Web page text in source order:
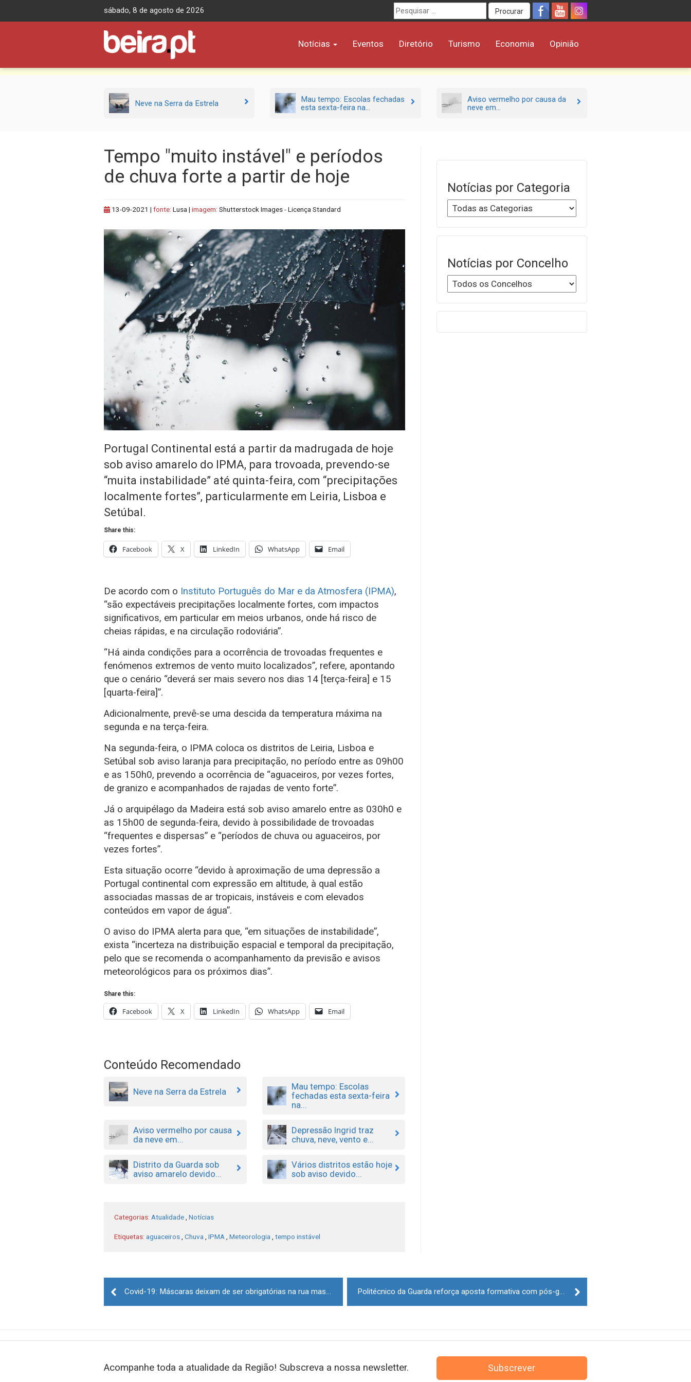
sábado, 8 de agosto de 2026
Procurar
por:
Procurar
Notícias Eventos Diretório Turismo Economia Opinião
Neve na Serra da Estrela
Mau tempo: Escolas fechadas
esta sexta-feira na...
Aviso vermelho por causa da
neve em...
Tempo "muito instável" e períodos
de chuva forte a partir de hoje
13-09-2021 | fonte: Lusa | imagem: Shutterstock Images - Licença Standard
Portugal Continental está a partir da madrugada de hoje
sob aviso amarelo do IPMA, para trovoada, prevendo-se
“muita instabilidade” até quinta-feira, com “precipitações
localmente fortes”, particularmente em Leiria, Lisboa e
Setúbal.
Share this:
Facebook X LinkedIn WhatsApp Email
De acordo com o Instituto Português do Mar e da Atmosfera (IPMA),
“são expectáveis precipitações localmente fortes, com impactos
significativos, em particular em meios urbanos, onde há risco de
cheias rápidas, e na circulação rodoviária”.
“Há ainda condições para a ocorrência de trovoadas frequentes e
fenómenos extremos de vento muito localizados”, refere, apontando
que o cenário “deverá ser mais severo nos dias 14 [terça-feira] e 15
[quarta-feira]”.
Adicionalmente, prevê-se uma descida da temperatura máxima na
segunda e na terça-feira.
Na segunda-feira, o IPMA coloca os distritos de Leiria, Lisboa e
Setúbal sob aviso laranja para precipitação, no período entre as 09h00
e as 150h0, prevendo a ocorrência de “aguaceiros, por vezes fortes,
de granizo e acompanhados de rajadas de vento forte”.
Já o arquipélago da Madeira está sob aviso amarelo entre as 030h0 e
as 15h00 de segunda-feira, devido à possibilidade de trovoadas
“frequentes e dispersas” e “períodos de chuva ou aguaceiros, por
vezes fortes”.
Esta situação ocorre “devido à aproximação de uma depressão a
Portugal continental com expressão em altitude, à qual estão
associadas massas de ar tropicais, instáveis e com elevados
conteúdos em vapor de água”.
O aviso do IPMA alerta para que, “em situações de instabilidade”,
exista “incerteza na distribuição espacial e temporal da precipitação,
pelo que se recomenda o acompanhamento da previsão e avisos
meteorológicos para os próximos dias”.
Share this:
Facebook X LinkedIn WhatsApp Email
Conteúdo Recomendado
Neve na Serra da Estrela
Mau tempo: Escolas
fechadas esta sexta-feira
na...
Aviso vermelho por causa
da neve em...
Depressão Ingrid traz
chuva, neve, vento e...
Distrito da Guarda sob
aviso amarelo devido...
Vários distritos estão hoje
sob aviso devido...
Categorias: Atualidade Notícias
Etiquetas: aguaceiros Chuva IPMA Meteorologia tempo instável
Notícias por Categoria
Notícias por Concelho
navigation
Covid-19: Máscaras deixam de ser obrigatórias na rua mas são recomendadas em aglomerados Politécnico da Guarda reforça aposta formativa com pós-graduação em Logística
Acompanhe toda a atualidade da Região! Subscreva a nossa newsletter. Subscrever